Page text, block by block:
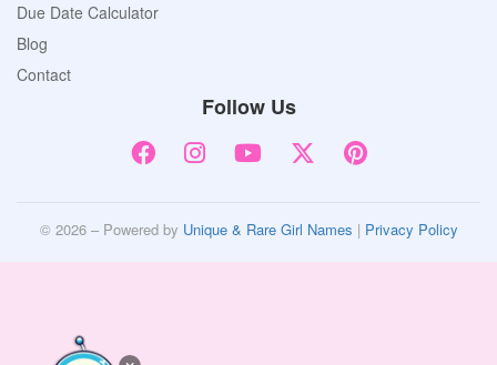
Due Date Calculator
Blog
Contact
Follow Us
© 2026 – Powered by Unique & Rare Girl Names | Privacy Policy